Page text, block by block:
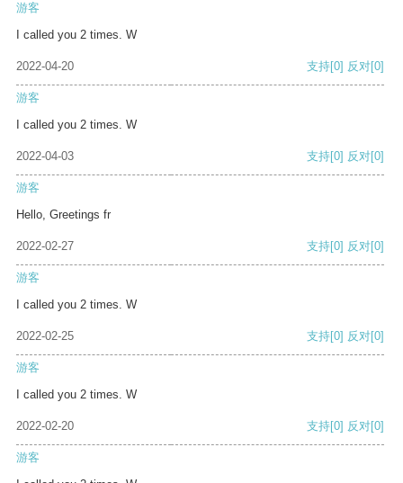
游客
I called you 2 times. W
2022-04-20 支持[0] 反对[0]
游客
I called you 2 times. W
2022-04-03 支持[0] 反对[0]
游客
Hello, Greetings fr
2022-02-27 支持[0] 反对[0]
游客
I called you 2 times. W
2022-02-25 支持[0] 反对[0]
游客
I called you 2 times. W
2022-02-20 支持[0] 反对[0]
游客